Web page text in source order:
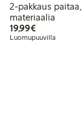
2-pakkaus paitaa, pointelle-
materiaalia
19,99€19,99 €
Luomupuuvilla